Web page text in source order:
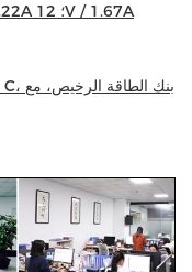
نوع كابل C الخروج: 5V / 3A ؛ 9V / 2.22A ؛ 12V / 1.67A